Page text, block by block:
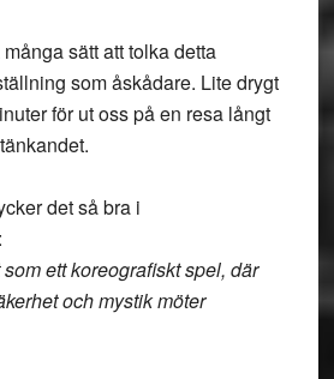
sätt att tolka detta
som åskådare. Lite drygt
för ut oss på en resa långt
det så bra i
ett koreografiskt spel, där
och mystik möter